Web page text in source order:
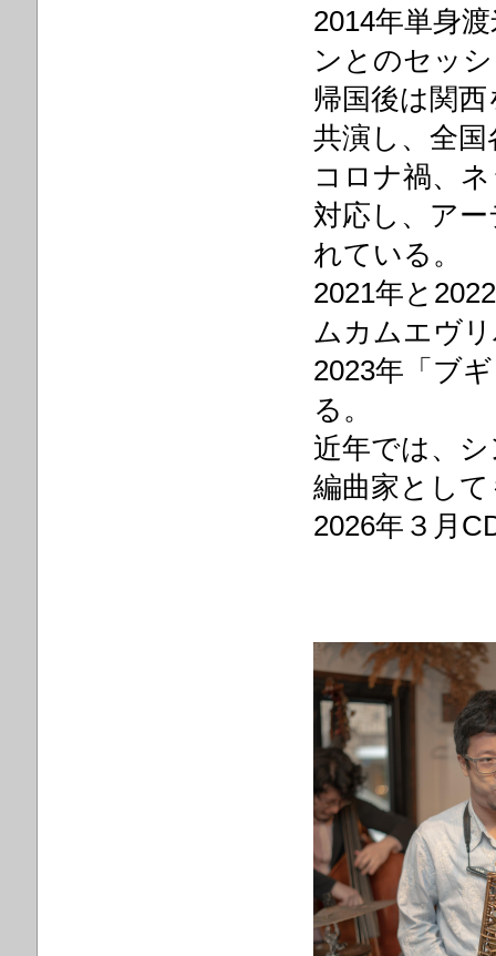
2014年単身
ンとのセッ
帰国後は関
共演し、全
コロナ禍、
対応し、ア
れている。
2021年と
ムカムエヴ
2023年「ブ
る。
近年では、
編曲家とし
2026年３月